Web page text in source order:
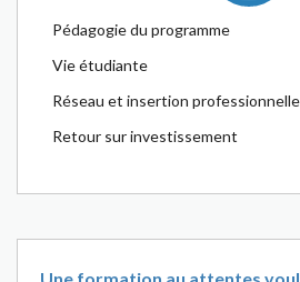
Pédagogie du programme
Vie étudiante
Réseau et insertion professionnelle
Retour sur investissement